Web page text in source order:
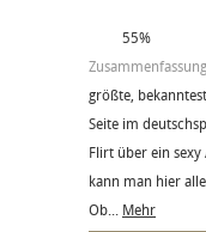
55%
größte,
Seite im
Flirt über ein
kann man hier
Ob... Mehr